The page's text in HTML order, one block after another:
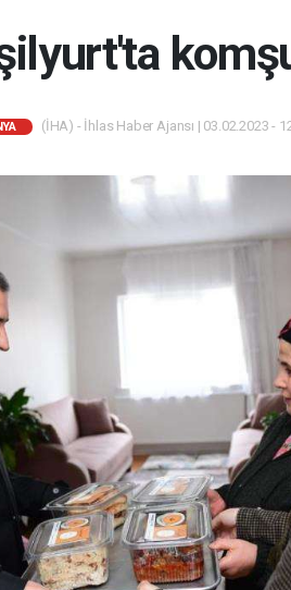
(İHA) - İhlas Haber Ajansı | 03.02.2023 -